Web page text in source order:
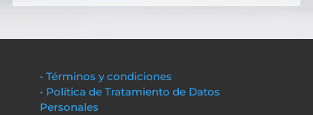
• Términos y condiciones
• Política de Tratamiento de Datos
Personales